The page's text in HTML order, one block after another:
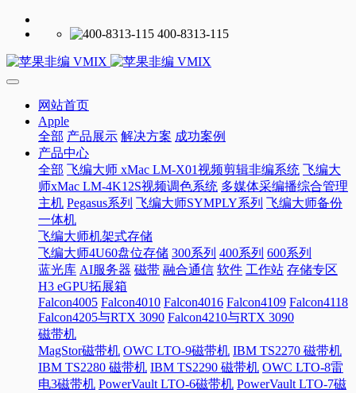
400-8313-115
网站首页
Apple
全部 产品展示 解决方案 成功案例
产品中心
全部 飞编大师 xMac LM-X01视频剪辑非编系统 飞编大
师xMac LM-4K12S视频调色系统 多媒体采编播综合管理
主机 Pegasus系列 飞编大师SYMPLY系列 飞编大师备份
一体机
飞编大师机架式存储
飞编大师4U60盘位存储 300系列 400系列 600系列
蓝光库 AI服务器 磁带 融合通信 软件 工作站 存储专区
H3 eGPU拓展箱
Falcon4005 Falcon4010 Falcon4016 Falcon4109 Falcon4118
Falcon4205与RTX 3090 Falcon4210与RTX 3090
磁带机
MagStor磁带机 OWC LTO-9磁带机 IBM TS2270 磁带机
IBM TS2280 磁带机 IBM TS2290 磁带机 OWC LTO-8雷
电3磁带机 PowerVault LTO-6磁带机 PowerVault LTO-7磁